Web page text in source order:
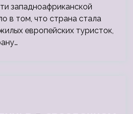
западноафриканской
в том, что страна стала
европейских туристок,